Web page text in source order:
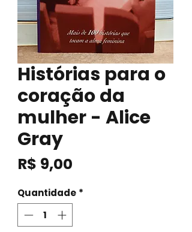
Histórias para o
coração da
mulher - Alice
Gray
R$ 9,00
Quantidade *